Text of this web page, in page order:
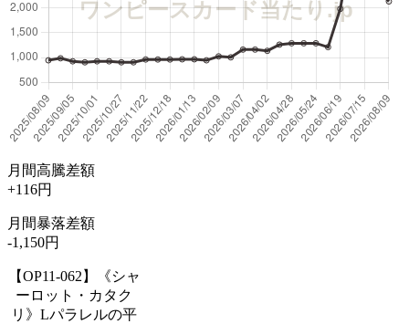
月間高騰差額
+116円
月間暴落差額
-1,150円
【OP11-062】《シャ
ーロット・カタク
リ》Lパラレルの平